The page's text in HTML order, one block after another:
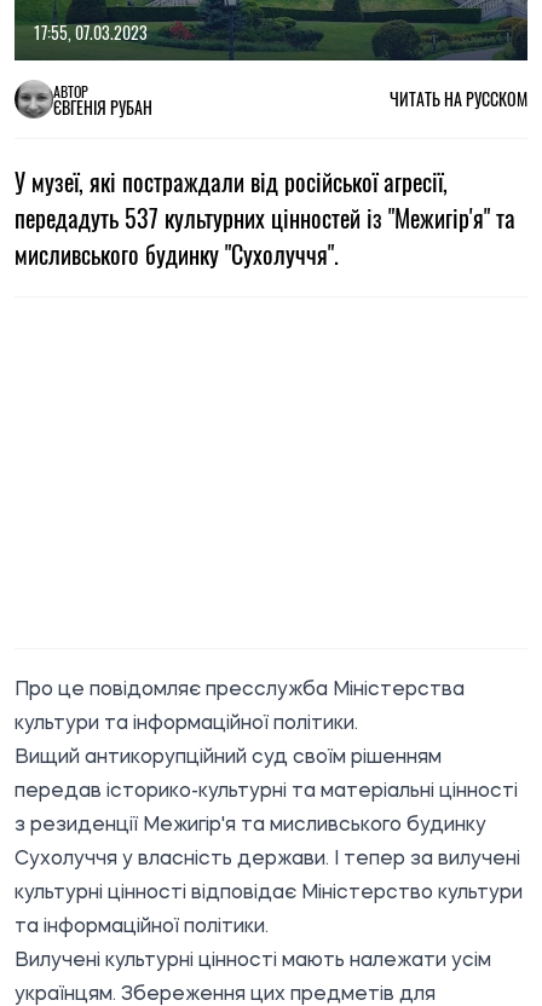
17:55, 07.03.2023
АВТОР
ЄВГЕНІЯ РУБАН ЧИТАТЬ НА РУССКОМ
У музеї, які постраждали від російської агресії,
передадуть 537 культурних цінностей із "Межигір'я" та
мисливського будинку "Сухолуччя".
Про це повідомляє пресслужба Міністерства
культури та інформаційної політики.
Вищий антикорупційний суд своїм рішенням
передав історико-культурні та матеріальні цінності
з резиденції Межигір'я та мисливського будинку
Сухолуччя у власність держави. І тепер за вилучені
культурні цінності відповідає Міністерство культури
та інформаційної політики.
Вилучені культурні цінності мають належати усім
українцям. Збереження цих предметів для